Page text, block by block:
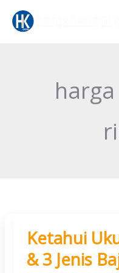
Ketahui
& 3 Jenis
Ketahui
Ukuran
Baja